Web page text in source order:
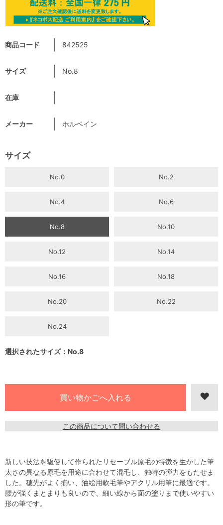
商品コード 842525
サイズ No.8
在庫
メーカー ホルベイン
サイズ
No.0 No.2
No.4 No.6
No.8 No.10
No.12 No.14
No.16 No.18
No.20 No.22
No.24
選択されたサイズ：No.8
この商品について問い合わせる
新しい技法を駆使して作られたリセーブル原毛の特徴を生かした筆
太さの異なる原毛を用途に合わせて混毛し、独特の弾力をもたせま
した。穂先がよく揃い、油絵用軟毛筆やアクリル用筆に最適です。
腰が強くまとまりも良いので、細い線から面の塗りまで使いやすい
形の筆です。